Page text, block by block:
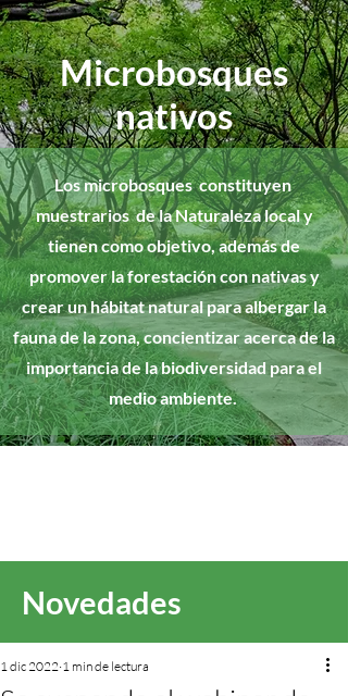
Microbosques
nativos
Los microbosques constituyen
muestrarios de la Naturaleza local y
tienen como objetivo, además de
promover la forestación con nativas y
crear un hábitat natural para albergar la
fauna de la zona, concientizar acerca de la
importancia de la biodiversidad para el
medio ambiente.
Novedades
1 dic 2022 1 min de lectura